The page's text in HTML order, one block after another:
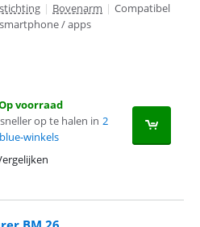
| Bovenarm | Compatibel
/ apps
voorraad
op te halen in 2
winkels